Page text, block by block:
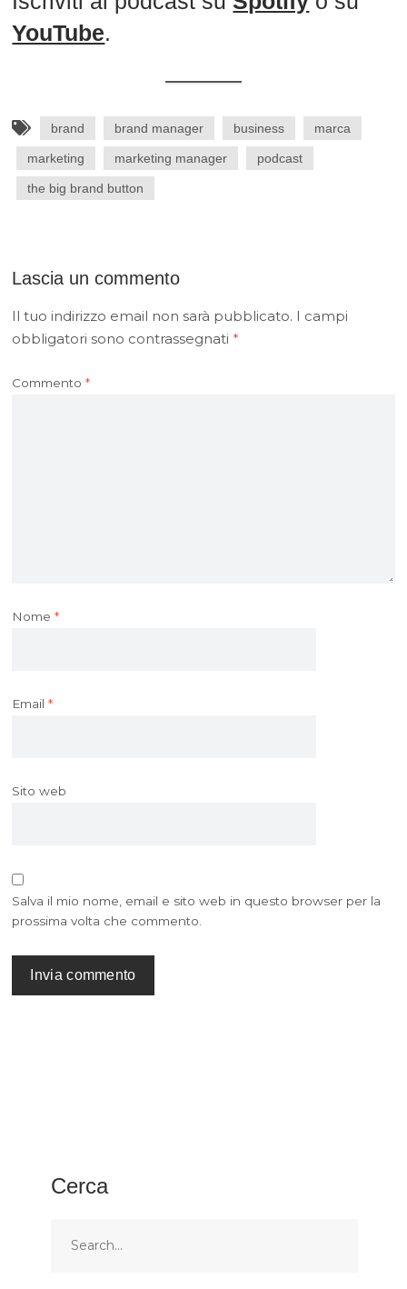
YouTube.
brand brand manager business marca
marketing marketing manager podcast
the big brand button
Lascia un commento
Il tuo indirizzo email non sarà pubblicato. I campi
obbligatori sono contrassegnati*
Commento*
Nome*
Email*
Sito web
Salva il mio nome, email e sito web in questo browser per la
prossima volta che commento.
Cerca